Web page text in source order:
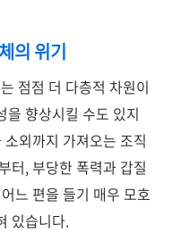
의 위기
점점 더 다층적 차원이
을 향상시킬 수도 있지
외까지 가져오는 조직
터, 부당한 폭력과 갑질
느 편을 들기 매우 모호
있습니다.